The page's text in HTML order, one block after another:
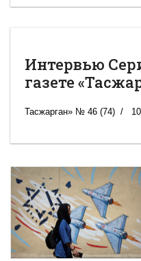
Интервью
газете
Тасжарган» № 46 (74)